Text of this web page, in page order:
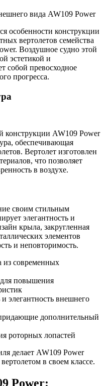
особенности конструкции
вертолетов семейства
Воздушное судно этой
эстетикой и
собой превосходное
прогресса.
конструкции AW109 Power
обеспечивающая
Вертолет изготовлен
что позволяет
в воздухе.
своим стильным
элегантность и
крыла, закругленная
элементов
и неповторимость.
из современных
повышения
элегантность внешнего
дополнительный
роторных лопастей
делает AW109 Power
в своем классе.
Power: